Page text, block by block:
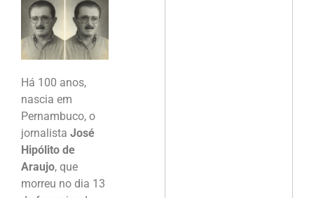
Há 100 anos,
nascia em
Pernambuco, o
jornalista José
Hipólito de
Araujo, que
morreu no dia 13